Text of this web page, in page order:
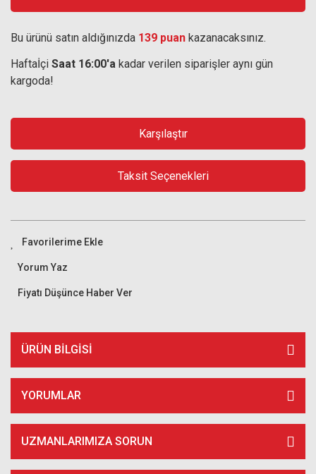
Bu ürünü satın aldığınızda 139 puan kazanacaksınız.
Haftaİçi Saat 16:00'a kadar verilen siparişler aynı gün
kargoda!
Karşılaştır
Taksit Seçenekleri
Yorum Yaz
Fiyatı Düşünce Haber Ver
ÜRÜN BILGISI
YORUMLAR
UZMANLARIMIZA SORUN